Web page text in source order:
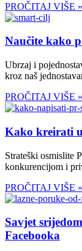
PROČITAJ VIŠE »
Naučite kako
Ubrzaj i
kroz naš
PROČITAJ VIŠE »
Kako kreirati
Strateški osmislite
konkurencijom i
PROČITAJ VIŠE »
Savjet
Facebooka